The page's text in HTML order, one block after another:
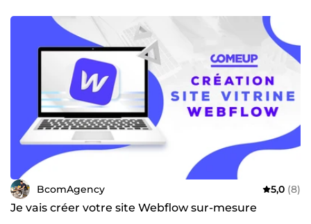
BcomAgency 5,0 (8)
Je vais créer votre site Webflow sur-mesure